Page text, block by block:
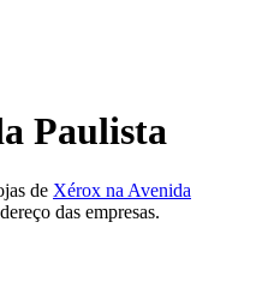
Paulista
de Xérox na Avenida
das empresas.